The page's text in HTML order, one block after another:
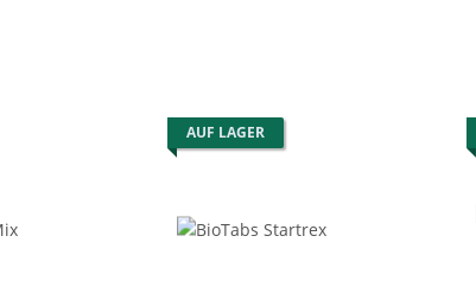
AUF LAGER